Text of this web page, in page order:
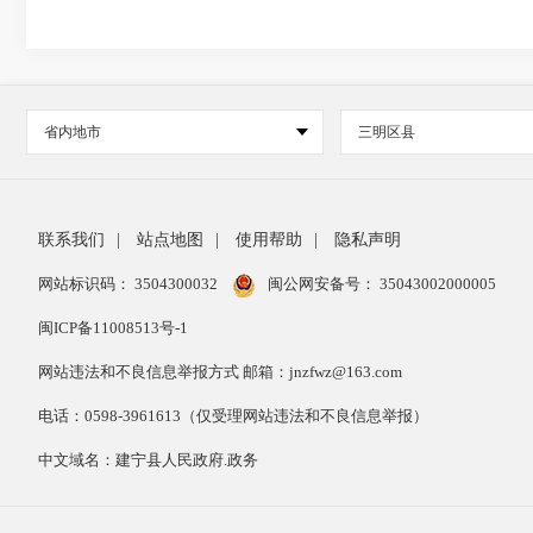
省内地市 三明区县
联系我们 站点地图 使用帮助 隐私声明
网站标识码： 3504300032 闽公网安备号： 35043002000005
闽ICP备11008513号-1
网站违法和不良信息举报方式 邮箱：jnzfwz@163.com
电话：0598-3961613（仅受理网站违法和不良信息举报）
中文域名：建宁县人民政府.政务